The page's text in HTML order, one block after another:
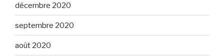
décembre 2020
septembre 2020
août 2020